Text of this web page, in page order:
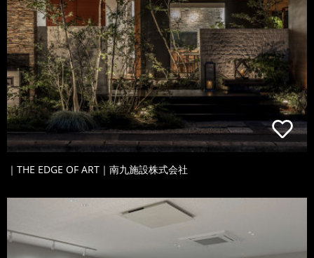
｜THE EDGE OF ART｜南九施設株式会社